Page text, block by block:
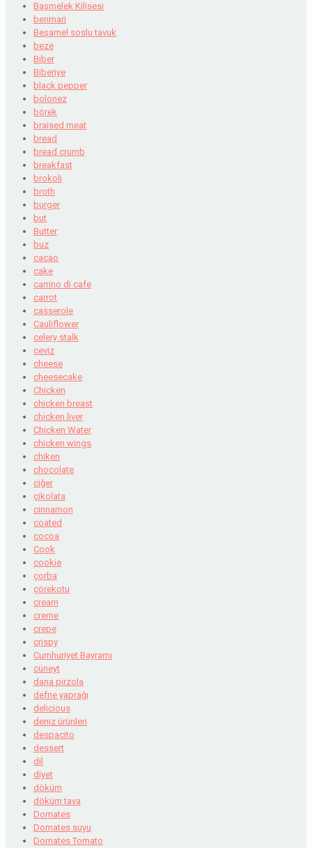
Başmelek Kilisesi
benmari
Beşamel soslu tavuk
beze
Biber
Biberiye
black pepper
bolonez
börek
braised meat
bread
bread crumb
breakfast
brokoli
broth
burger
but
Butter
buz
cacao
cake
carrino di cafe
carrot
casserole
Cauliflower
celery stalk
ceviz
cheese
cheesecake
Chicken
chicken breast
chicken liver
Chicken Water
chicken wings
chiken
chocolate
ciğer
çikolata
cinnamon
coated
cocoa
Cook
cookie
çorba
çörekotu
cream
creme
crepe
crispy
Cumhuriyet Bayramı
cüneyt
dana pirzola
defne yaprağı
delicious
deniz ürünleri
despacito
dessert
dil
diyet
döküm
döküm tava
Domates
Domates suyu
Domates Tomato